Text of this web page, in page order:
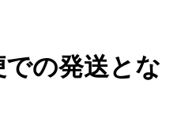
での発送とな